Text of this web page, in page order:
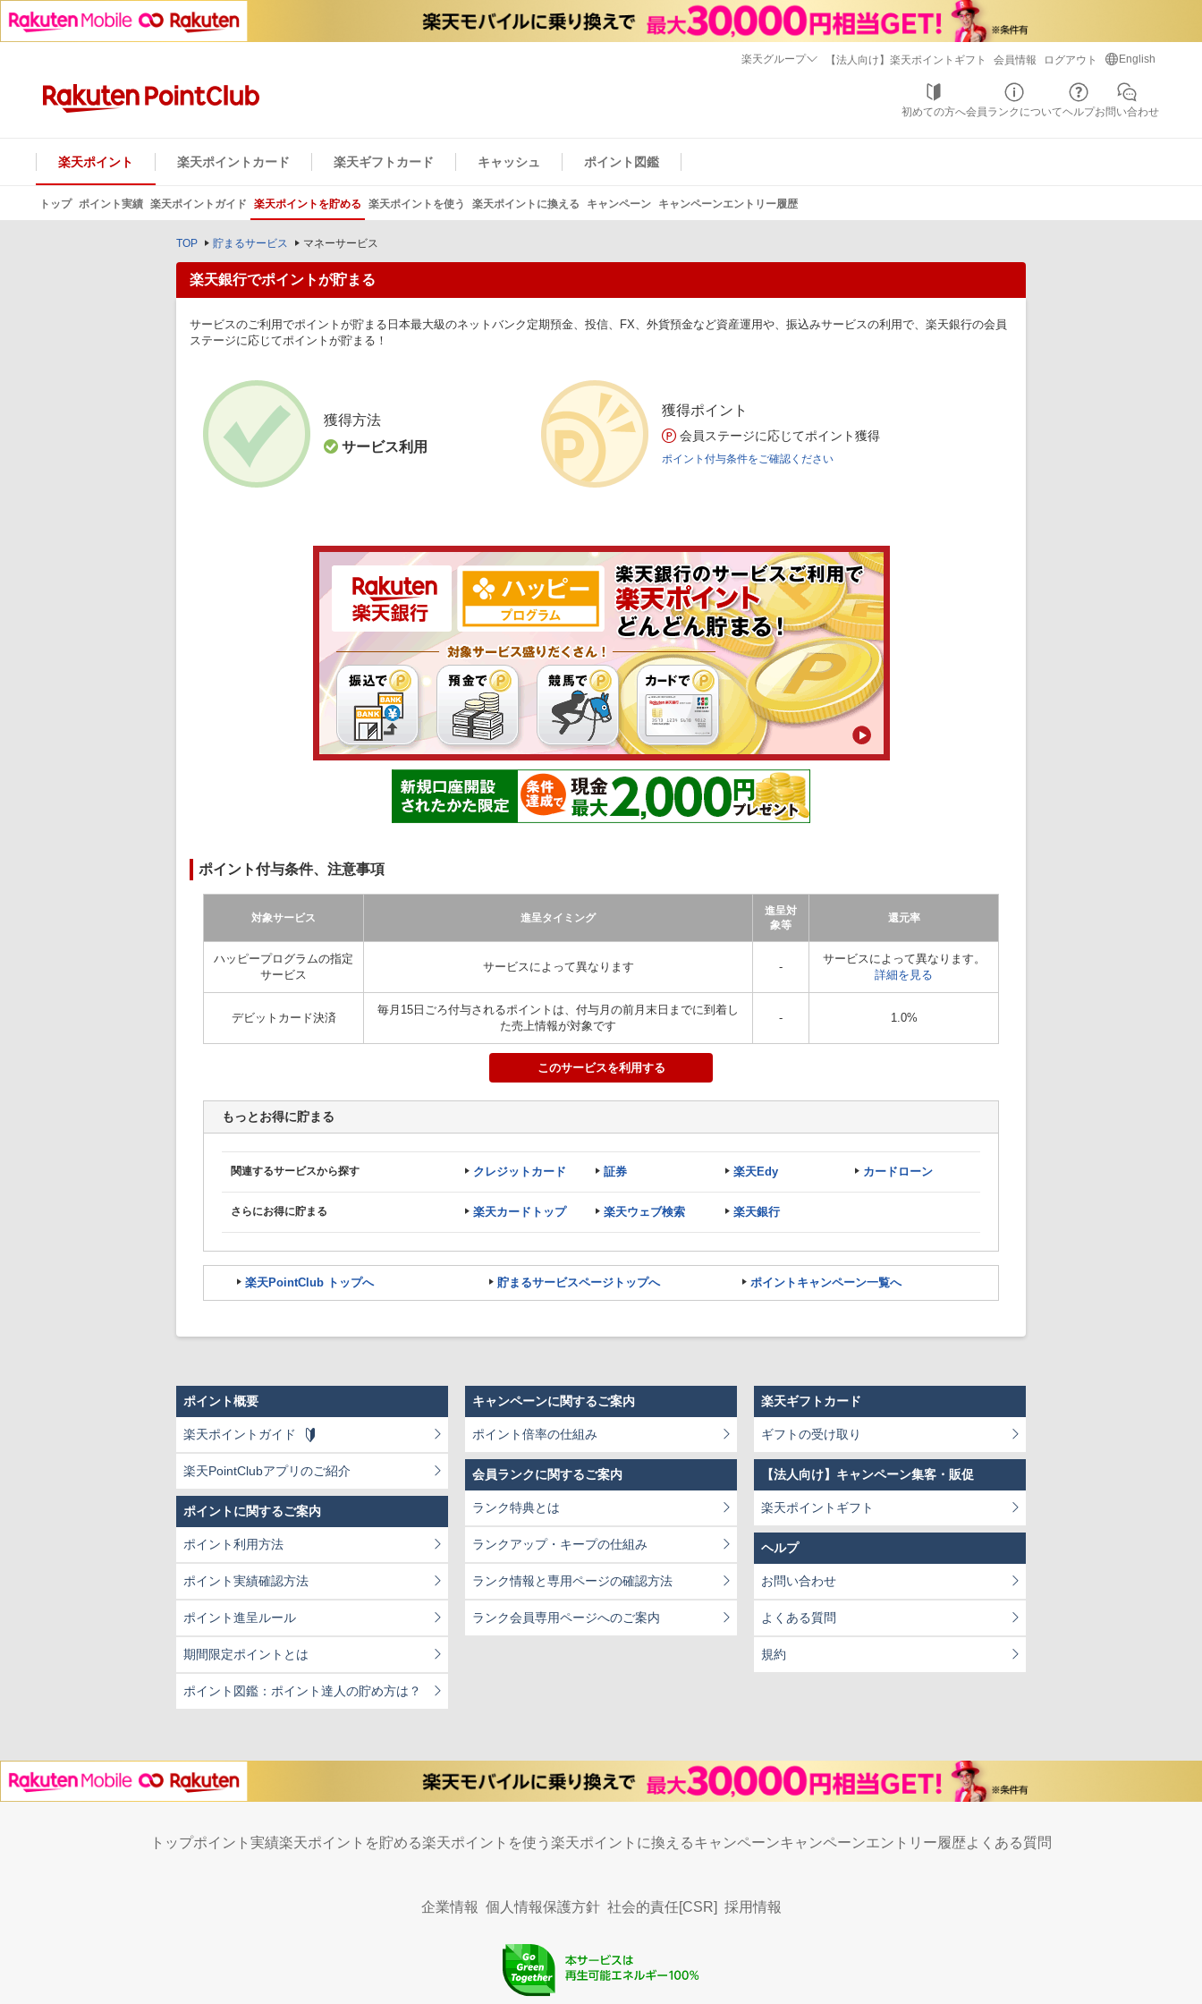
楽天グループ 【法人向け】楽天ポイントギフト 会員情報 ログアウト English
初めての方へ会員ランクについてヘルプお問い合わせ
楽天ポイント 楽天ポイントカード 楽天ギフトカード キャッシュ ポイント図鑑
トップ ポイント実績 楽天ポイントガイド 楽天ポイントを貯める 楽天ポイントを使う 楽天ポイントに換える キャンペーン キャンペーンエントリー履歴
TOP 貯まるサービス マネーサービス
楽天銀行でポイントが貯まる
サービスのご利用でポイントが貯まる日本最大級のネットバンク定期預金、投信、FX、外貨預金など資産運用や、振込みサービスの利用で、楽天銀行の会員
ステージに応じてポイントが貯まる！
獲得方法
サービス利用
獲得ポイント
会員ステージに応じてポイント獲得
ポイント付与条件をご確認ください
ポイント付与条件、注意事項
対象サービス 進呈タイミング
進呈対
象等
還元率
ハッピープログラムの指定
サービス
サービスによって異なります -
サービスによって異なります。
詳細を見る
デビットカード決済
毎月15日ごろ付与されるポイントは、付与月の前月末日までに到着し
た売上情報が対象です
- 1.0%
このサービスを利用する
もっとお得に貯まる
関連するサービスから探す クレジットカード 証券 楽天Edy カードローン
さらにお得に貯まる 楽天カードトップ 楽天ウェブ検索 楽天銀行
楽天PointClub トップへ 貯まるサービスページトップへ ポイントキャンペーン一覧へ
ポイント概要
楽天ポイントガイド
楽天PointClubアプリのご紹介
ポイントに関するご案内
ポイント利用方法
ポイント実績確認方法
ポイント進呈ルール
期間限定ポイントとは
ポイント図鑑：ポイント達人の貯め方は？
キャンペーンに関するご案内
ポイント倍率の仕組み
会員ランクに関するご案内
ランク特典とは
ランクアップ・キープの仕組み
ランク情報と専用ページの確認方法
ランク会員専用ページへのご案内
楽天ギフトカード
ギフトの受け取り
【法人向け】キャンペーン集客・販促
楽天ポイントギフト
ヘルプ
お問い合わせ
よくある質問
規約
トップポイント実績楽天ポイントを貯める楽天ポイントを使う 楽天ポイントに換えるキャンペーンキャンペーンエントリー履歴よくある質問
企業情報 個人情報保護方針 社会的責任[CSR] 採用情報